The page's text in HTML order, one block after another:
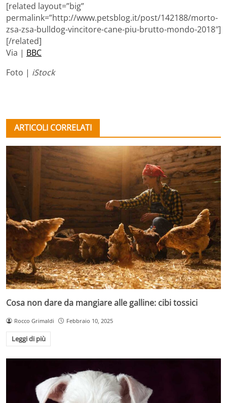
[related layout=”big”
permalink=”http://www.petsblog.it/post/142188/morto-
zsa-zsa-bulldog-vincitore-cane-piu-brutto-mondo-2018″]
[/related]
Via | BBC
Foto | iStock
ARTICOLI CORRELATI
Cosa non dare da mangiare alle galline: cibi tossici
Rocco Grimaldi Febbraio 10, 2025
Leggi di più